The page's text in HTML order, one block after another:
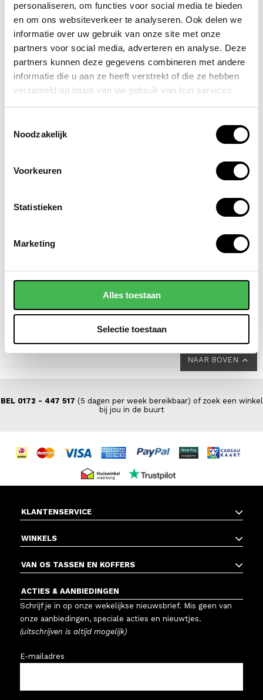
personaliseren, om functies voor social media te bieden
en om ons websiteverkeer te analyseren. Ook delen we
informatie over uw gebruik van onze site met onze
partners voor social media, adverteren en analyse. Deze
partners kunnen deze gegevens combineren met andere
informatie die u aan ze heeft verstrekt of die ze hebben
verzameld op basis van uw gebruik van hun services.
Noodzakelijk
Voorkeuren
Statistieken
Marketing
Alles toestaan
Selectie toestaan
49,95
s'cure
VAN 249,00VOOR 159,00
POPULAIRE EN BEST VERKOCHT
grote schoudertas /
saffiano nora
laptoprugzak /
15.6 inch william
NAAR BOVEN
BEL 0172 - 447 517 (5 dagen per week bereikbaar) of zoek een winkel
bij jou in de buurt
KLANTENSERVICE
WINKELS
VAN OS TASSEN EN KOFFERS
ACTIES & AANBIEDINGEN
Schrijf je in op onze wekelijkse nieuwsbrief. Mis geen van
onze aanbiedingen, speciale acties en nieuwtjes.
(uitschrijven is altijd mogelijk)
E-mailadres